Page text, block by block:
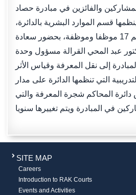
والفائزين في مبادرة حصاد
قسم الموارد البشرية بالدائرة،
والبالغ عددهم 17 موظفا وموظفة، بحضور سعادة
عبد المحي القرالة مسؤول وحدة
إلى نقل المعرفة وقياس الأثر
التي تنظمها الدائرة على مدار
دائرة المحاكم شجرة المعرفة والتي
SITE MAP
Careers
Introduction to RAK Courts
Events and Activities